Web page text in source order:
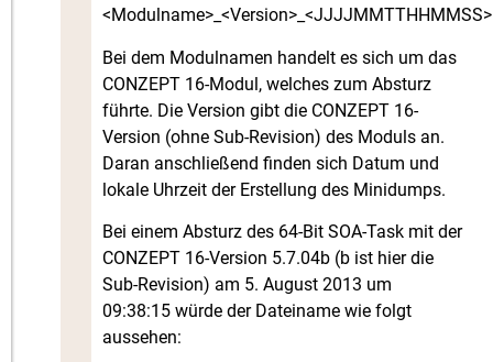
Bei dem Modulnamen handelt es sich um das
CONZEPT 16-Modul, welches zum Absturz
führte. Die Version gibt die CONZEPT 16-
Version (ohne Sub-Revision) des Moduls an.
Daran anschließend finden sich Datum und
lokale Uhrzeit der Erstellung des Minidumps.
Bei einem Absturz des 64-Bit SOA-Task mit der
CONZEPT 16-Version 5.7.04b (b ist hier die
Sub-Revision) am 5. August 2013 um
09:38:15 würde der Dateiname wie folgt
aussehen: